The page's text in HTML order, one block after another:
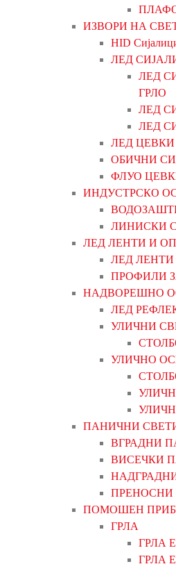
ИЗВОРИ НА
HID
ЛЕД
ЛЕД
ГРЛО
ЛЕД
ЛЕД
ЛЕД ЦЕВКИ
ОБИЧНИ
ФЛУО
ИНДУСТРСКО
ЛИНИСКИ
ЛЕД ЛЕНТИ И
ЛЕД ЛЕНТИ
ПРОФИЛИ
НАДВОРЕШНО
ЛЕД
УЛИЧНИ
УЛИЧНО
ПАНИЧНИ
ВГРАДНИ
ВИСЕЧКИ
ПРЕНОСНИ
ПОМОШЕН
ГРЛА
ГРЛА
ГРЛА